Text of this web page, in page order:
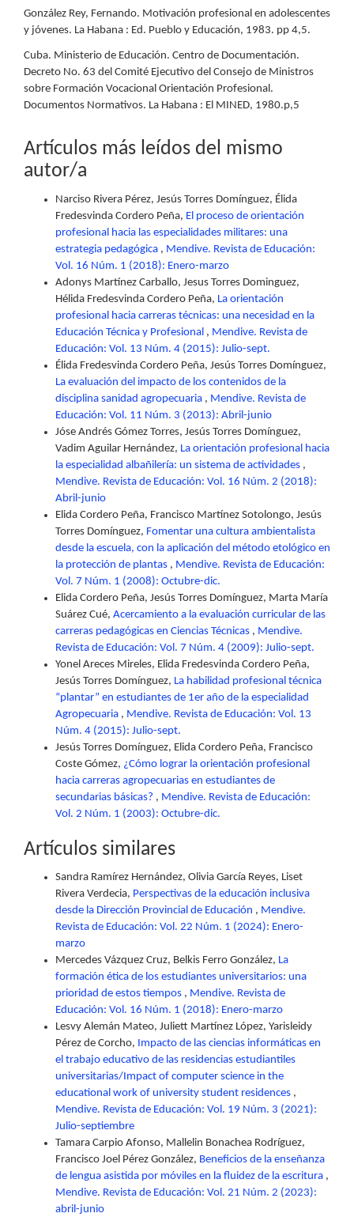
González Rey, Fernando. Motivación profesional en adolescentes
y jóvenes. La Habana : Ed. Pueblo y Educación, 1983. pp 4,5.
Cuba. Ministerio de Educación. Centro de Documentación.
Decreto No. 63 del Comité Ejecutivo del Consejo de Ministros
sobre Formación Vocacional Orientación Profesional.
Documentos Normativos. La Habana : El MINED, 1980.p,5
Artículos más leídos del mismo
autor/a
Narciso Rivera Pérez, Jesús Torres Domínguez, Élida
Fredesvinda Cordero Peña, El proceso de orientación
profesional hacia las especialidades militares: una
estrategia pedagógica , Mendive. Revista de Educación:
Vol. 16 Núm. 1 (2018): Enero-marzo
Adonys Martínez Carballo, Jesus Torres Dominguez,
Hélida Fredesvinda Cordero Peña, La orientación
profesional hacia carreras técnicas: una necesidad en la
Educación Técnica y Profesional , Mendive. Revista de
Educación: Vol. 13 Núm. 4 (2015): Julio-sept.
Élida Fredesvinda Cordero Peña, Jesús Torres Domínguez,
La evaluación del impacto de los contenidos de la
disciplina sanidad agropecuaria , Mendive. Revista de
Educación: Vol. 11 Núm. 3 (2013): Abril-junio
Jóse Andrés Gómez Torres, Jesús Torres Domínguez,
Vadim Aguilar Hernández, La orientación profesional hacia
la especialidad albañilería: un sistema de actividades ,
Mendive. Revista de Educación: Vol. 16 Núm. 2 (2018):
Abril-junio
Elida Cordero Peña, Francisco Martínez Sotolongo, Jesús
Torres Domínguez, Fomentar una cultura ambientalista
desde la escuela, con la aplicación del método etológico en
la protección de plantas , Mendive. Revista de Educación:
Vol. 7 Núm. 1 (2008): Octubre-dic.
Elida Cordero Peña, Jesús Torres Domínguez, Marta María
Suárez Cué, Acercamiento a la evaluación curricular de las
carreras pedagógicas en Ciencias Técnicas , Mendive.
Revista de Educación: Vol. 7 Núm. 4 (2009): Julio-sept.
Yonel Areces Mireles, Elida Fredesvinda Cordero Peña,
Jesús Torres Domínguez, La habilidad profesional técnica
“plantar” en estudiantes de 1er año de la especialidad
Agropecuaria , Mendive. Revista de Educación: Vol. 13
Núm. 4 (2015): Julio-sept.
Jesús Torres Domínguez, Elida Cordero Peña, Francisco
Coste Gómez, ¿Cómo lograr la orientación profesional
hacia carreras agropecuarias en estudiantes de
secundarias básicas? , Mendive. Revista de Educación:
Vol. 2 Núm. 1 (2003): Octubre-dic.
Artículos similares
Sandra Ramírez Hernández, Olivia García Reyes, Liset
Rivera Verdecia, Perspectivas de la educación inclusiva
desde la Dirección Provincial de Educación , Mendive.
Revista de Educación: Vol. 22 Núm. 1 (2024): Enero-
marzo
Mercedes Vázquez Cruz, Belkis Ferro González, La
formación ética de los estudiantes universitarios: una
prioridad de estos tiempos , Mendive. Revista de
Educación: Vol. 16 Núm. 1 (2018): Enero-marzo
Lesvy Alemán Mateo, Juliett Martínez López, Yarisleidy
Pérez de Corcho, Impacto de las ciencias informáticas en
el trabajo educativo de las residencias estudiantiles
universitarias/Impact of computer science in the
educational work of university student residences ,
Mendive. Revista de Educación: Vol. 19 Núm. 3 (2021):
Julio-septiembre
Tamara Carpio Afonso, Mallelin Bonachea Rodríguez,
Francisco Joel Pérez González, Beneficios de la enseñanza
de lengua asistida por móviles en la fluidez de la escritura ,
Mendive. Revista de Educación: Vol. 21 Núm. 2 (2023):
abril-junio